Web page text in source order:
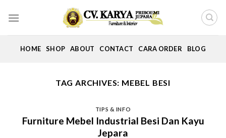
HOME SHOP ABOUT CONTACT CARA ORDER BLOG
TAG ARCHIVES: MEBEL BESI
TIPS & INFO
Furniture Mebel Industrial Besi Dan Kayu
Jepara